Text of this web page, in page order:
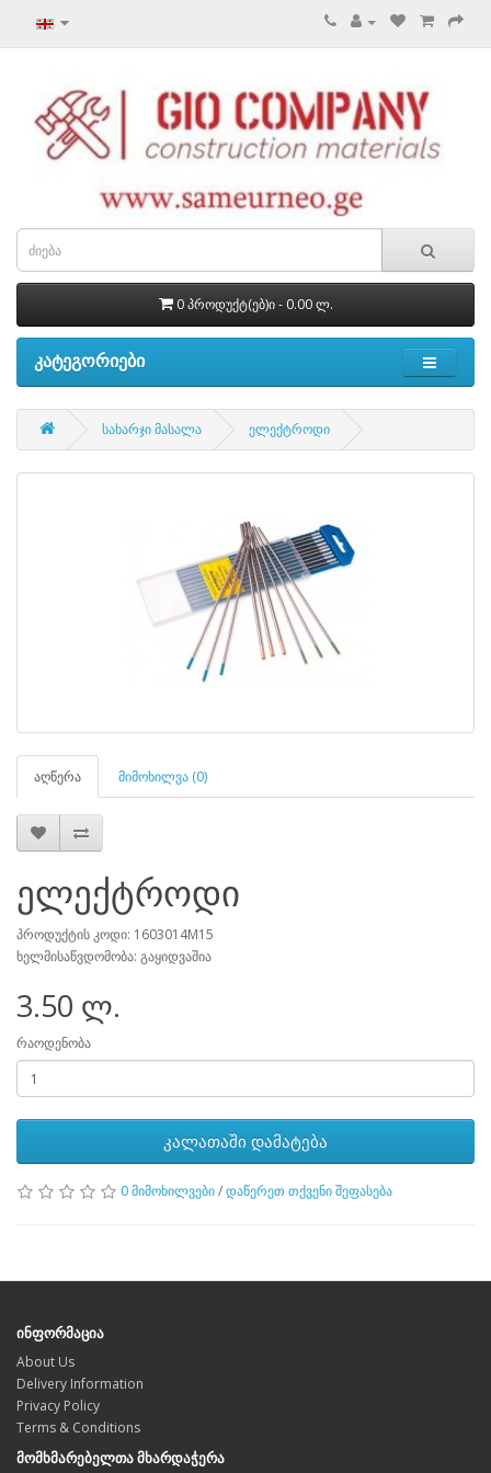
0 პროდუქტ(ებ)ი - 0.00 ლ.
კატეგორიები
სახარჯი მასალა ელექტროდი
აღწერა მიმოხილვა (0)
ელექტროდი
პროდუქტის კოდი: 1603014M15
ხელმისაწვდომობა: გაყიდვაშია
3.50 ლ.
რაოდენობა
კალათაში დამატება
0 მიმოხილვები/დაწერეთ თქვენი შეფასება
ინფორმაცია
About Us
Delivery Information
Privacy Policy
Terms & Conditions
მომხმარებელთა მხარდაჭერა